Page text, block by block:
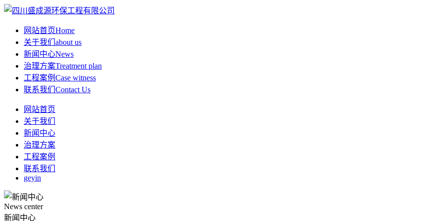
网站首页Home
关于我们 about us
新闻中心News
治理方案Treatment plan
工程案例 Case witness
联系我们 Contact Us
网站首页
关于我们
新闻中心
治理方案
工程案例
联系我们
geyin
News center
新闻中心